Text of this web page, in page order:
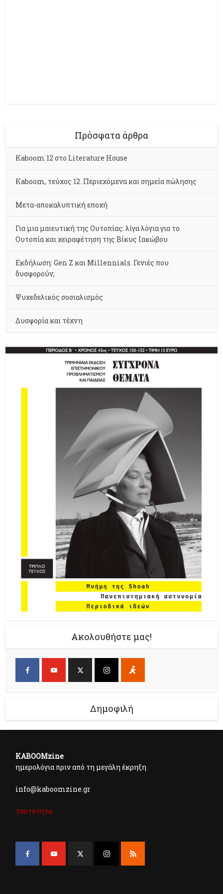
Πρόσφατα άρθρα
Kaboom 12 στο Literature House
Kaboom, τεύχος 12. Περιεχόμενα και σημεία πώλησης
Μετα-αποκαλυπτική εποχή
Για μια μαιευτική της Ουτοπίας: λίγα λόγια για το
Ουτοπία και χειραφέτηση της Βίκυς Ιακώβου
Εκδήλωση: Gen Z και Millennials. Γενιές που
δυσφορούν;
Ψυχεδελικός σοσιαλισμός
Δυσφορία και τέχνη
Ακολουθήστε μας!
Δημοφιλή
KABOOMzine
ημερολόγια πριν από τη μεγάλη έκρηξη
info@kaboomzine.gr
ταυτότητα